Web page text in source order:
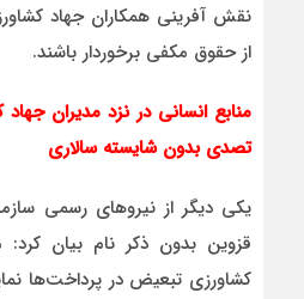
نقش آفرینی همکاران جهاد
از حقوق مکفی برخوردار باشند.
منابع انسانی در نزد مدیران
تصدی بدون شایسته سالاری
یکی دیگر از نیروهای رسمی
قزوین بدون ذکر نام بیان کرد:
کشاورزی تبعیض در پرداخت‌ها